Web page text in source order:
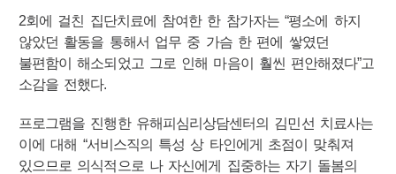
2회에 걸친 집단치료에 참여한 한 참가자는 “평소에 하지
않았던 활동을 통해서 업무 중 가슴 한 편에 쌓였던
불편함이 해소되었고 그로 인해 마음이 훨씬 편안해졌다”고
소감을 전했다.
프로그램을 진행한 유해피심리상담센터의 김민선 치료사는
이에 대해 “서비스직의 특성 상 타인에게 초점이 맞춰져
있으므로 의식적으로 나 자신에게 집중하는 자기 돌봄의